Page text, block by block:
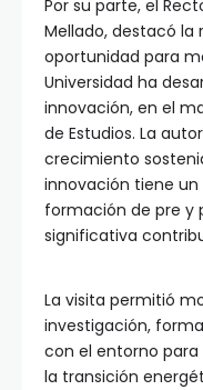
Por su parte, el
Mellado, destacó la
oportunidad para
Universidad ha
innovación, en el
de Estudios. La
crecimiento
innovación tiene
formación de pre y
significativa
La visita permitió
investigación,
con el entorno
la transición